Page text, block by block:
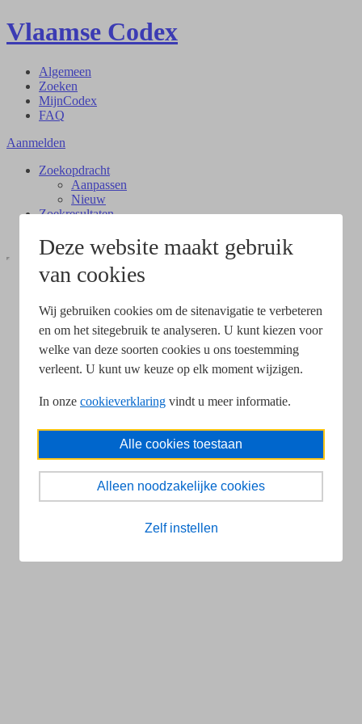
Deze website maakt gebruik
van cookies
Wij gebruiken cookies om de sitenavigatie te verbeteren
en om het sitegebruik te analyseren. U kunt kiezen voor
welke van deze soorten cookies u ons toestemming
verleent. U kunt uw keuze op elk moment wijzigen.
In onze cookieverklaring vindt u meer informatie.
Alle cookies toestaan
Alleen noodzakelijke cookies
Zelf instellen
Vlaamse Codex
Algemeen
Zoeken
MijnCodex
FAQ
Aanmelden
Zoekopdracht
Aanpassen
Nieuw
Zoekresultaten